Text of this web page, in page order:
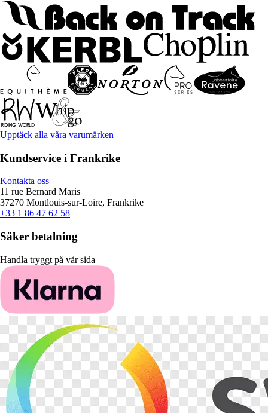
Upptäck alla våra varumärken
Kundservice i Frankrike
Kontakta oss
11 rue Bernard Maris
37270 Montlouis-sur-Loire, Frankrike
+33 1 86 47 62 58
Säker betalning
Handla tryggt på vår sida